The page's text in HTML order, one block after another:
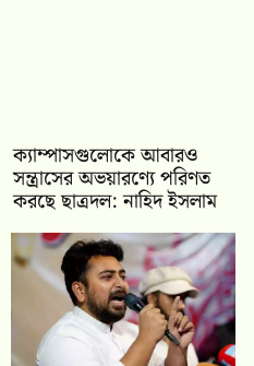
ক্যাম্পাসগুলোকে আবারও
সন্ত্রাসের অভয়ারণ্যে পরিণত
করছে ছাত্রদল: নাহিদ ইসলাম